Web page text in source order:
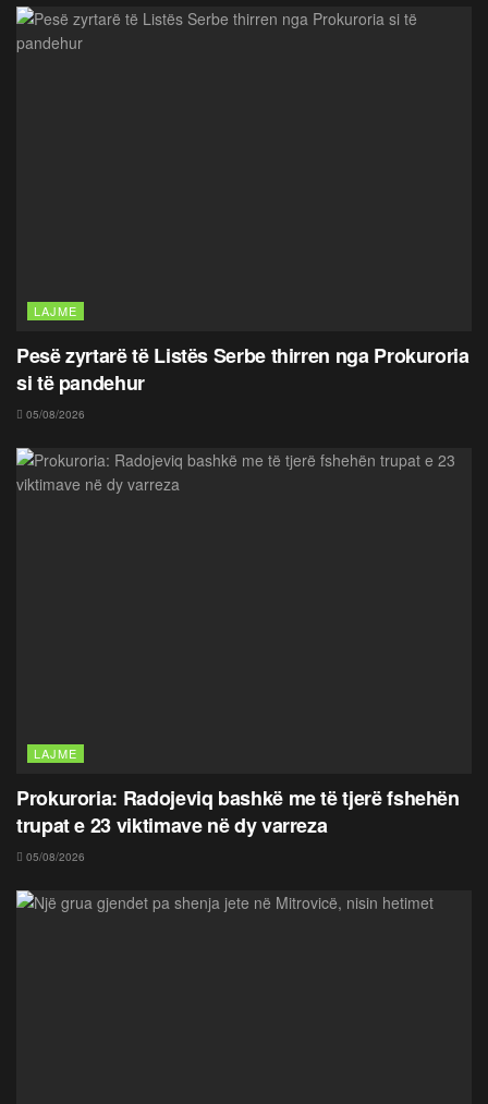
LAJME
Pesë zyrtarë të Listës Serbe thirren nga Prokuroria
si të pandehur
05/08/2026
LAJME
Prokuroria: Radojeviq bashkë me të tjerë fshehën
trupat e 23 viktimave në dy varreza
05/08/2026